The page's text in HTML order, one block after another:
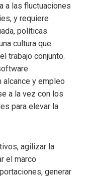
a las fluctuaciones
y requiere
políticas
cultura que
trabajo conjunto.
alcance y empleo
a la vez con los
para elevar la
agilizar la
el marco
generar